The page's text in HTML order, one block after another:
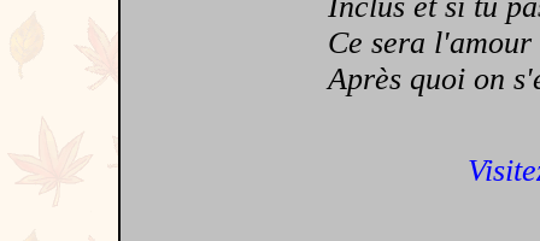
Ce sera l'amour
Après quoi on